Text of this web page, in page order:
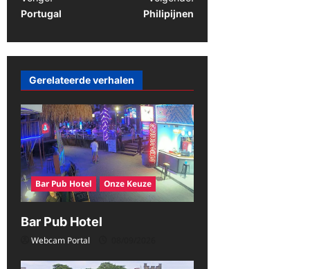
e
r
c
h
t
n
a
v
i
a
Portugal
Philipijnen
Gerelateerde verhalen
Bar Pub Hotel Onze Keuze
Bar Pub Hotel
Webcam Portal